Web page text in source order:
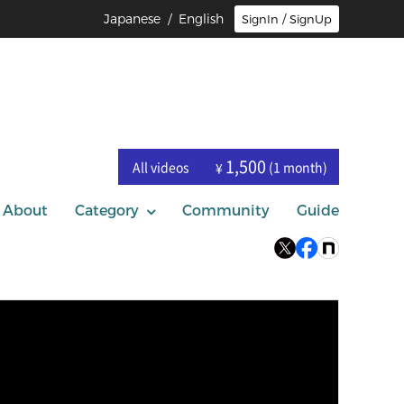
SignIn / SignUp
Japanese / English
All videos ¥ 1,500 (1 month)
About Category Community Guide